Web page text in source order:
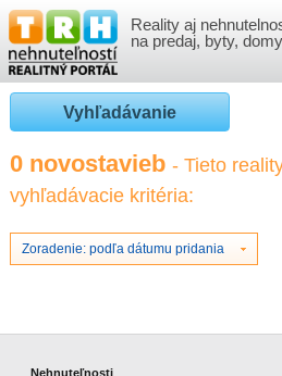
Reality aj
na predaj, byty,
NEHNUTEĽNOSTI
BYTY
NOVOSTAVBY
NEBYTOVÉ PRIESTORY
VLOŽIŤ NEHNUTEĽNOSTI
PRIHLÁSENIE
REGISTRÁCIA
VÝVOJ CIEN REALÍT
ČLÁNKY O REALITÁCH
Vyhľadávanie
0 novostavieb - Tieto
vyhľadávacie kritéria:
Zoradenie: podľa dátumu pridania
Nehnuteľnosti